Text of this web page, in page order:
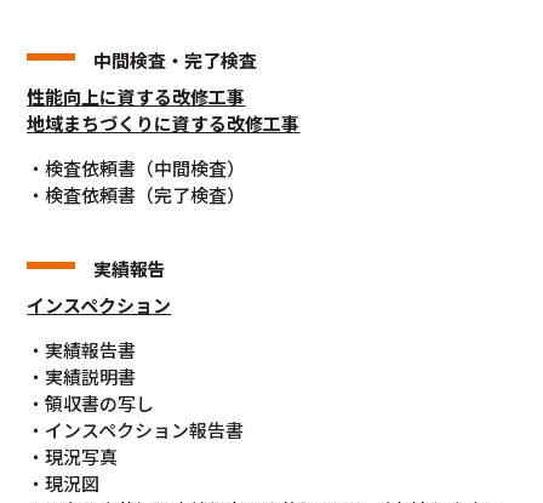
中間検査・完了検査
性能向上に資する改修工事
地域まちづくりに資する改修工事
・検査依頼書（中間検査）
・検査依頼書（完了検査）
実績報告
インスペクション
・実績報告書
・実績説明書
・領収書の写し
・インスペクション報告書
・現況写真
・現況図